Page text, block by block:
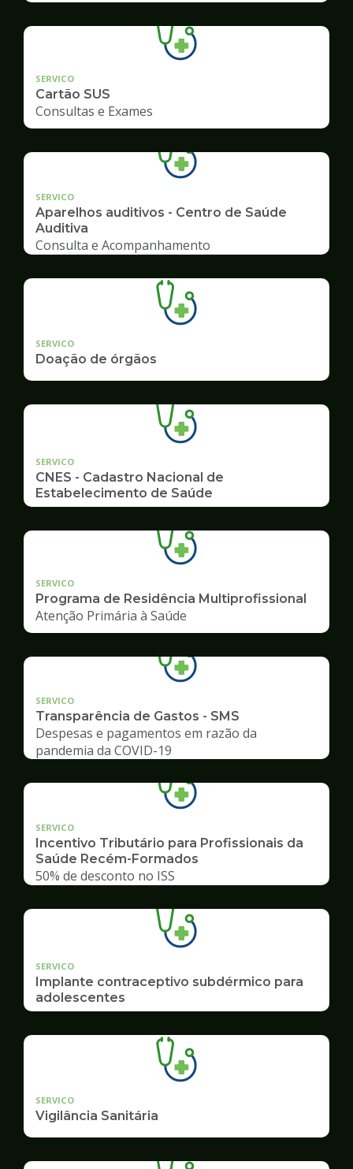
SERVICO
Cartão SUS
Consultas e Exames
SERVICO
Aparelhos auditivos - Centro de Saúde
Auditiva
Consulta e Acompanhamento
SERVICO
Doação de órgãos
SERVICO
CNES - Cadastro Nacional de
Estabelecimento de Saúde
SERVICO
Programa de Residência Multiprofissional
Atenção Primária à Saúde
SERVICO
Transparência de Gastos - SMS
Despesas e pagamentos em razão da
pandemia da COVID-19
SERVICO
Incentivo Tributário para Profissionais da
Saúde Recém-Formados
50% de desconto no ISS
SERVICO
Implante contraceptivo subdérmico para
adolescentes
SERVICO
Vigilância Sanitária